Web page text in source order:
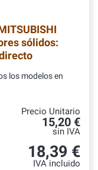
sólidos:
los modelos en
Precio Unitario
15,20 €
sin IVA
18,39 €
IVA incluido